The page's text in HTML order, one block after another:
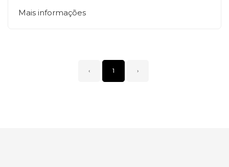
Mais informações
‹ 1 ›